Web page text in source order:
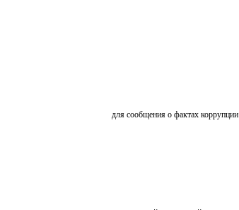
для сообщения о фактах коррупции